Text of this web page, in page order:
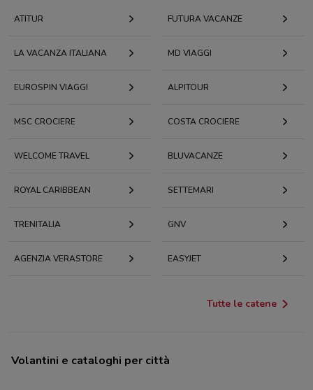
ATITUR FUTURA VACANZE
LA VACANZA ITALIANA MD VIAGGI
EUROSPIN VIAGGI ALPITOUR
MSC CROCIERE COSTA CROCIERE
WELCOME TRAVEL BLUVACANZE
ROYAL CARIBBEAN SETTEMARI
TRENITALIA GNV
AGENZIA VERASTORE EASYJET
Tutte le catene
Volantini e cataloghi per città